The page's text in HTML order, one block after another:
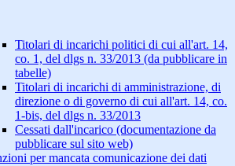
Titolari di incarichi politici di cui all'art. 14,
co. 1, del dlgs n. 33/2013 (da pubblicare in
tabelle)
Titolari di incarichi di amministrazione, di
direzione o di governo di cui all'art. 14, co.
1-bis, del dlgs n. 33/2013
Cessati dall'incarico (documentazione da
pubblicare sul sito web)
per mancata comunicazione dei dati